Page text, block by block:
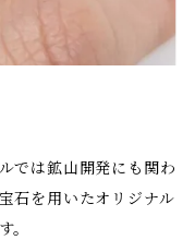
では鉱山開発にも関わ
石を用いたオリジナル
。